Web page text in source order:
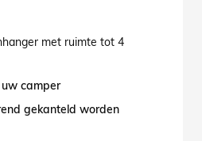
met ruimte tot 4
camper
gekanteld worden